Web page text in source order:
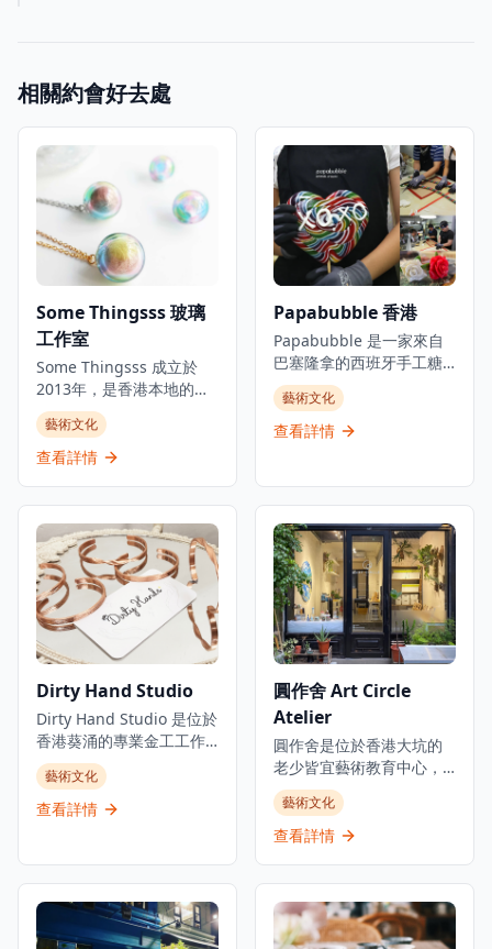
相關約會好去處
Some Thingsss 玻璃
工作室
Some Thingsss 成立於
2013年，是香港本地的手
工玻璃工作室，運用不同
的玻璃工藝創作，將玻璃
工藝融入生活。工作室通
藝術。除推出手工玻璃產
品外，開設不同主題的玻
璃工作坊，讓公眾體驗製
作玻璃藝術的樂趣。位於
大角咀的工作室提供定制
和手工玻璃產品，使其成
為香港工匠社區中獨特的
藝術文化
查看詳情
Papabubble 香港
Papabubble 是一家來自
巴塞隆拿的西班牙手工糖
果店，在香港提供手工糖
果和糖果製品。位於銅鑼
灣大坑的時尚地區，這家
果製作過程，並創造自己
的個性化糖果。
Papabubble 已成為本地
人和遊客尋找正宗西班牙
風格手工糖果和獨特糖果
體驗的熱門目的地。店內
的糖果全部採用傳統手工
製作方法，使用優質天然
食材，不添加人工色素和
防腐劑，確保每一顆糖果
都健康美味。工作坊由經
驗豐富的糖果師傅指導，
參與者可以親手製作屬於
自己的糖果，從選擇口味
到設計圖案，全程體驗糖
果製作的樂趣。店內還提
供各種創意糖果禮品包裝
服務，是送禮的絕佳選
擇。無論是親子活動、朋
藝術文化
查看詳情
Dirty Hand Studio
Dirty Hand Studio 是位於
香港葵涌的專業金工工作
坊，提供親手製作首飾體
驗和定制工藝服務。工作
室專注於手鐲工作坊，提
義訊息。他們還提供「扭
扭擰擰」銅手鐲工作坊，
藝術文化
查看詳情
圓作舍 Art Circle
Atelier
圓作舍是位於香港大坑的
老少皆宜藝術教育中心，
提供多元化的藝術工作坊
和課程。工作室提供全面
的藝術課程，包括水彩、
類型的工作坊，包括適合
新手參與的流體畫工作
坊，讓參加者製作獨一無
藝術文化
查看詳情